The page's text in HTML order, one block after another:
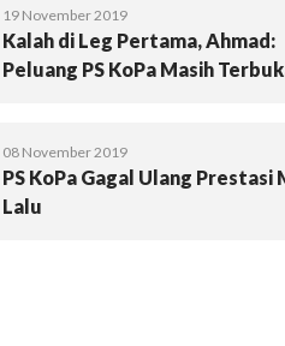
19 November 2019
Kalah di Leg Pertama, Ahmad:
Peluang PS KoPa Masih
08 November 2019
PS KoPa Gagal Ulang Prestasi
Lalu